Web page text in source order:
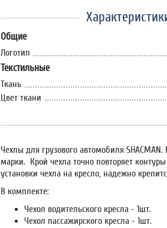
Общие
Логотип
Текстильные
Ткань
Цвет ткани
Чехлы для грузового автомобиля
марки. Крой чехла точно повторяет
установки чехла на кресло, надежно
В комплекте:
Чехол водительского кресла - 1шт.
Чехол пассажирского кресла - 1шт.